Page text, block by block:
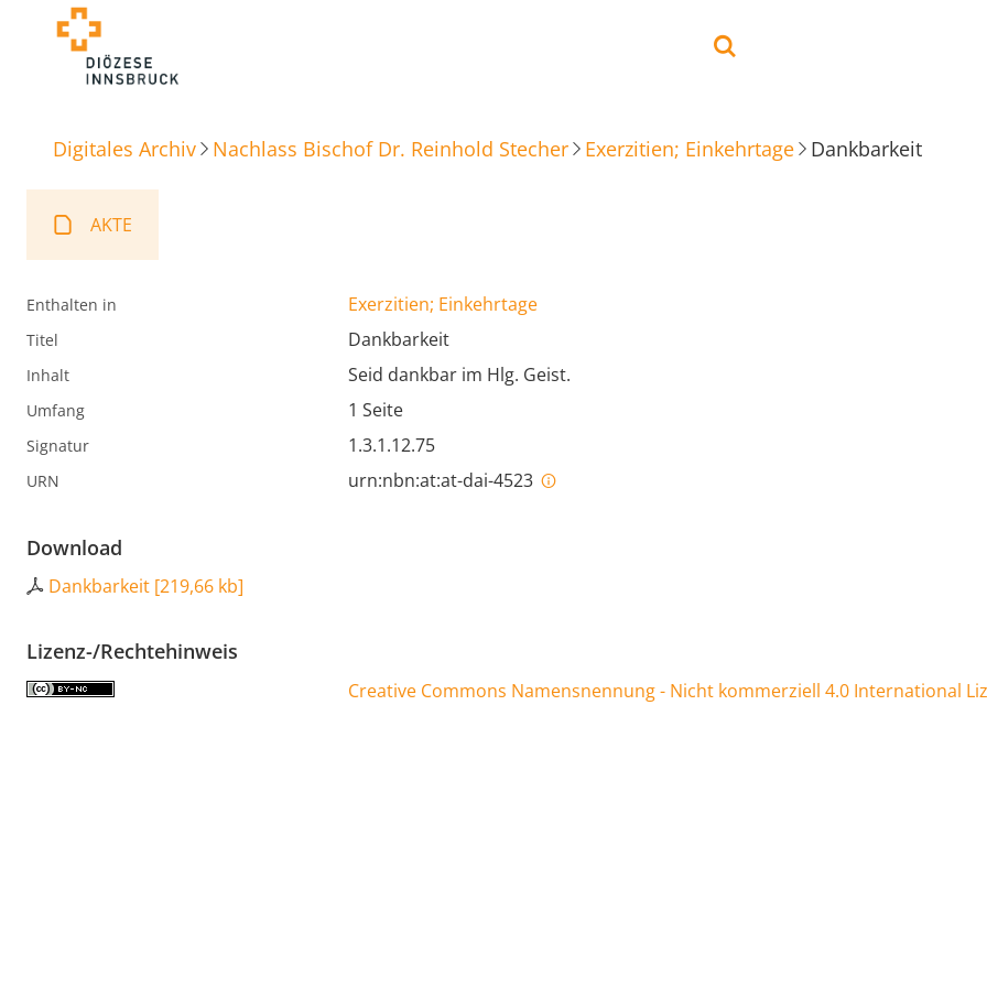
Digitales Archiv Nachlass Bischof Dr. Reinhold Stecher Exerzitien; Einkehrtage Dankbarkeit
AKTE
Enthalten in Exerzitien; Einkehrtage
Titel Dankbarkeit
Inhalt Seid dankbar im Hlg. Geist.
Umfang 1 Seite
Signatur 1.3.1.12.75
URN urn:nbn:at:at-dai-4523
Download
Dankbarkeit [219,66 kb]
Lizenz-/Rechtehinweis
Creative Commons Namensnennung - Nicht kommerziell 4.0 International